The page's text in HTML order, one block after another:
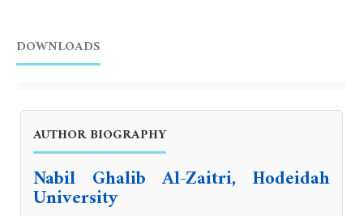
DOWNLOADS
AUTHOR BIOGRAPHY
Nabil Ghalib Al-Zaitri, Hodeidah
University